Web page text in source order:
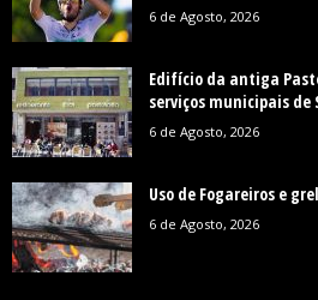
6 de Agosto, 2026
Edifício da antiga
serviços municipais de
6 de Agosto, 2026
Uso de Fogareiros e
6 de Agosto, 2026